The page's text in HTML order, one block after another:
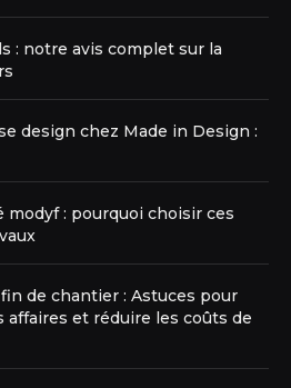
: notre avis complet sur la
design chez Made in Design :
modyf : pourquoi choisir ces
de chantier : Astuces pour
et réduire les coûts de